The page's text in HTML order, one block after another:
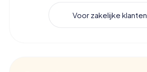
Voor zakelijke klanten